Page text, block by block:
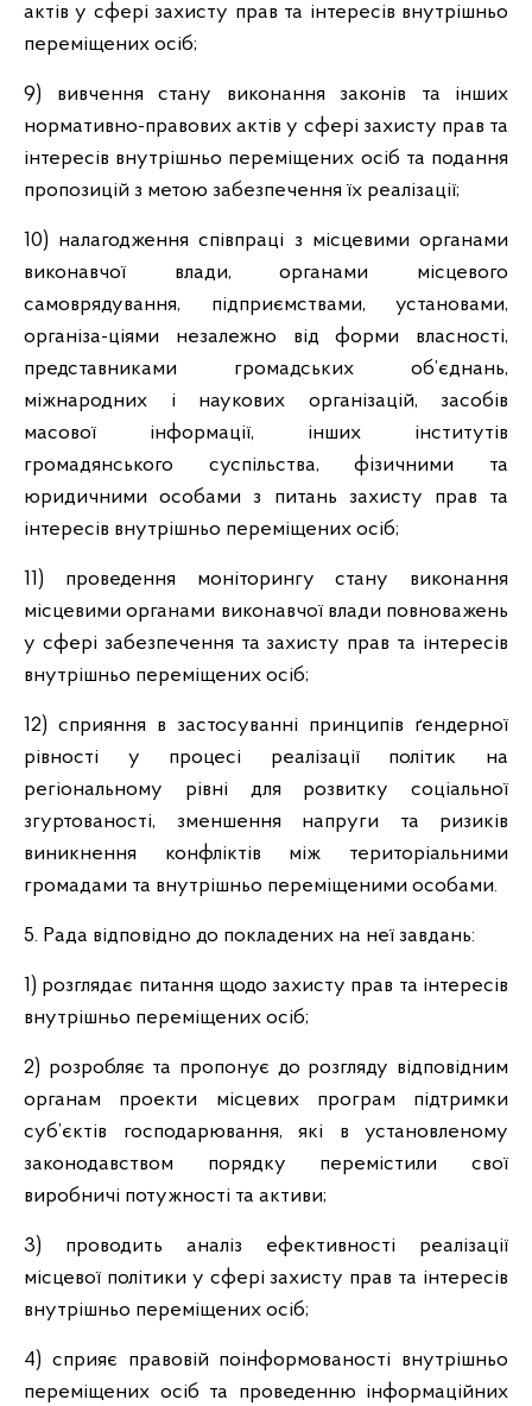
актів у сфері захисту прав та інтересів внутрішньо
переміщених осіб;
9) вивчення стану виконання законів та інших
нормативно-правових актів у сфері захисту прав та
інтересів внутрішньо переміщених осіб та подання
пропозицій з метою забезпечення їх реалізації;
10) налагодження співпраці з місцевими органами
виконавчої влади, органами місцевого
самоврядування, підприємствами, установами,
організа-ціями незалежно від форми власності,
представниками громадських об’єднань,
міжнародних і наукових організацій, засобів
масової інформації, інших інститутів
громадянського суспільства, фізичними та
юридичними особами з питань захисту прав та
інтересів внутрішньо переміщених осіб;
11) проведення моніторингу стану виконання
місцевими органами виконавчої влади повноважень
у сфері забезпечення та захисту прав та інтересів
внутрішньо переміщених осіб;
12) сприяння в застосуванні принципів ґендерної
рівності у процесі реалізації політик на
регіональному рівні для розвитку соціальної
згуртованості, зменшення напруги та ризиків
виникнення конфліктів між територіальними
громадами та внутрішньо переміщеними особами.
5. Рада відповідно до покладених на неї завдань:
1) розглядає питання щодо захисту прав та інтересів
внутрішньо переміщених осіб;
2) розробляє та пропонує до розгляду відповідним
органам проекти місцевих програм підтримки
суб’єктів господарювання, які в установленому
законодавством порядку перемістили свої
виробничі потужності та активи;
3) проводить аналіз ефективності реалізації
місцевої політики у сфері захисту прав та інтересів
внутрішньо переміщених осіб;
4) сприяє правовій поінформованості внутрішньо
переміщених осіб та проведенню інформаційних